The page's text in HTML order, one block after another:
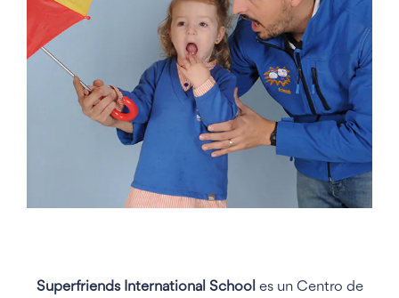
Superfriends International School es un Centro de